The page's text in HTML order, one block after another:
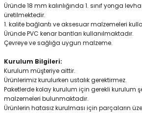
Üründe 18 mm kalınlığında 1. sınıf yonga
üretilmektedir.
1. kalite bağlantı ve aksesuar malzemeleri
Üründe PVC kenar bantları kullanılmaktadır.
Çevreye ve sağlığa uygun malzeme.
Kurulum Bilgileri:
Kurulum müşteriye aittir.
Ürünlerimiz kurulurken ustalık gerektirmez.
Paketlerde kolay kurulum için gerekli kurulum
malzemeleri bulunmaktadır.
Ürünlerin hatasız kurulması için parçaların